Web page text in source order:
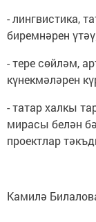
- лингвистика,
биремнәрен
- тере сөйләм,
күнекмәләрен
- татар халкы
мирасы белән
проектлар
Камилә